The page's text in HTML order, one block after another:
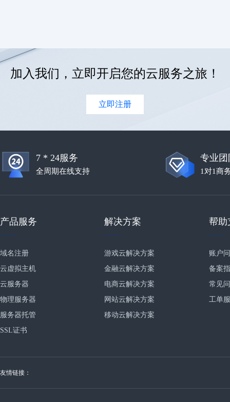
加入我们，立即开启您的云服务之旅！
立即注册
7 * 24服务
全周期在线支持
专业团
1对1商
产品服务
域名注册
云虚拟主机
云服务器
物理服务器
服务器托管
SSL证书
解决方案
游戏云解决方案
金融云解决方案
电商云解决方案
网站云解决方案
移动云解决方案
帮助
账户
备案
常见
工单
友情链接：